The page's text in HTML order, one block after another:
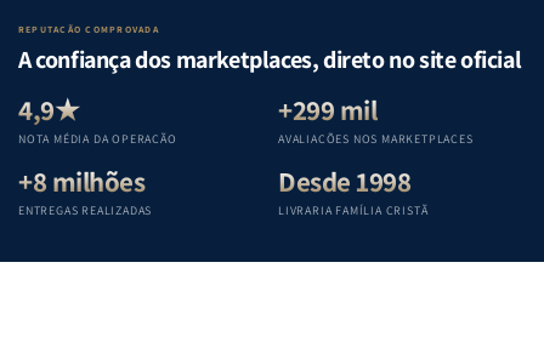
Lar
|
Equipe
Teológica
Penkal
|
Equipe
Penkal
|
Equipe
Teológica
Penkal
Equipe
REPUTAÇÃO COMPROVADA
A confiança dos marketplaces, direto no site oficial
4,9★
NOTA MÉDIA DA OPERAÇÃO
+299 mil
AVALIAÇÕES NOS MARKETPLACES
+8 milhões
ENTREGAS REALIZADAS
Desde 1998
LIVRARIA FAMÍLIA CRISTÃ